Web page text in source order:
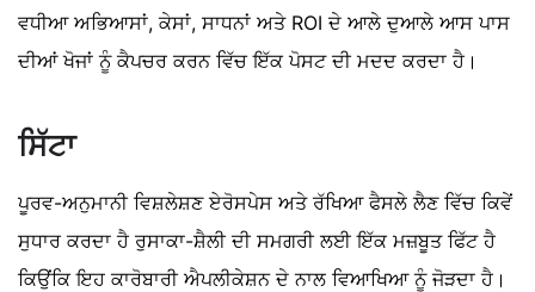
ਵਧੀਆ ਅਭਿਆਸਾਂ, ਕੇਸਾਂ, ਸਾਧਨਾਂ ਅਤੇ ROI ਦੇ ਆਲੇ ਦੁਆਲੇ ਆਸ ਪਾਸ
ਦੀਆਂ ਖੋਜਾਂ ਨੂੰ ਕੈਪਚਰ ਕਰਨ ਵਿੱਚ ਇੱਕ ਪੋਸਟ ਦੀ ਮਦਦ ਕਰਦਾ ਹੈ।
ਸਿੱਟਾ
ਪੂਰਵ-ਅਨੁਮਾਨੀ ਵਿਸ਼ਲੇਸ਼ਣ ਏਰੋਸਪੇਸ ਅਤੇ ਰੱਖਿਆ ਫੈਸਲੇ ਲੈਣ ਵਿੱਚ ਕਿਵੇਂ
ਸੁਧਾਰ ਕਰਦਾ ਹੈ ਰੁਸਾਕਾ-ਸ਼ੈਲੀ ਦੀ ਸਮਗਰੀ ਲਈ ਇੱਕ ਮਜ਼ਬੂਤ ਫਿੱਟ ਹੈ
ਕਿਉਂਕਿ ਇਹ ਕਾਰੋਬਾਰੀ ਐਪਲੀਕੇਸ਼ਨ ਦੇ ਨਾਲ ਵਿਆਖਿਆ ਨੂੰ ਜੋੜਦਾ ਹੈ।